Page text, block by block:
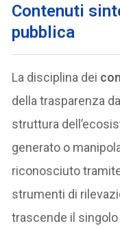
Contenuti
pubblica
La disciplina dei
della trasparenza
struttura
generato o
riconosciuto
strumenti di
trascende il